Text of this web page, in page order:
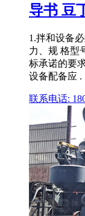
导书 豆
1.拌和设备
力、规 格型
标承诺的要
设备配备应 .
联系电话: